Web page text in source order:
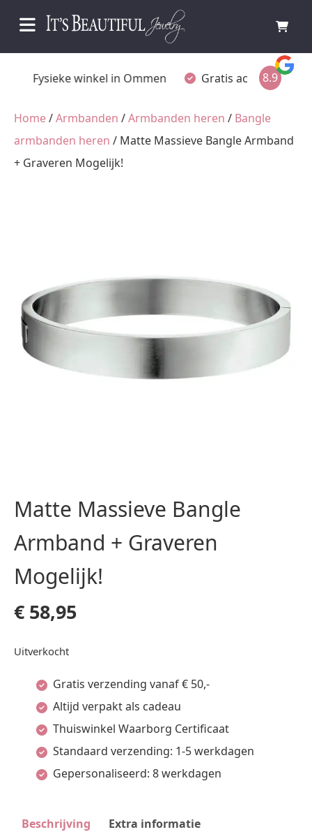
Fysieke winkel in Ommen Gratis achteraf betalen
8.9
Home/Armbanden /Armbanden heren / Bangle
armbanden heren / Matte Massieve Bangle Armband
+ Graveren Mogelijk!
Matte Massieve Bangle
Armband + Graveren
Mogelijk!
€ 58,95
Uitverkocht
Gratis verzending vanaf € 50,-
Altijd verpakt als cadeau
Thuiswinkel Waarborg Certificaat
Standaard verzending: 1-5 werkdagen
Gepersonaliseerd: 8 werkdagen
Beschrijving Extra informatie